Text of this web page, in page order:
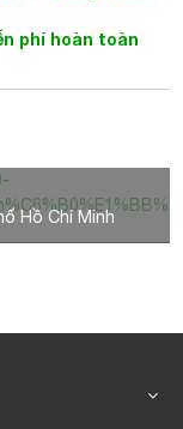
phí hoàn toàn
Hồ Chí Minh